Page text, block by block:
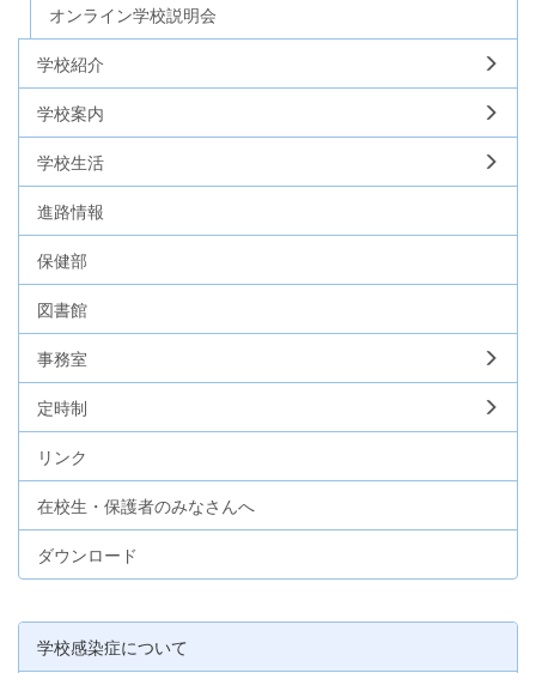
オンライン学校説明会
学校紹介
学校案内
学校生活
進路情報
保健部
図書館
事務室
定時制
リンク
在校生・保護者のみなさんへ
ダウンロード
学校感染症について